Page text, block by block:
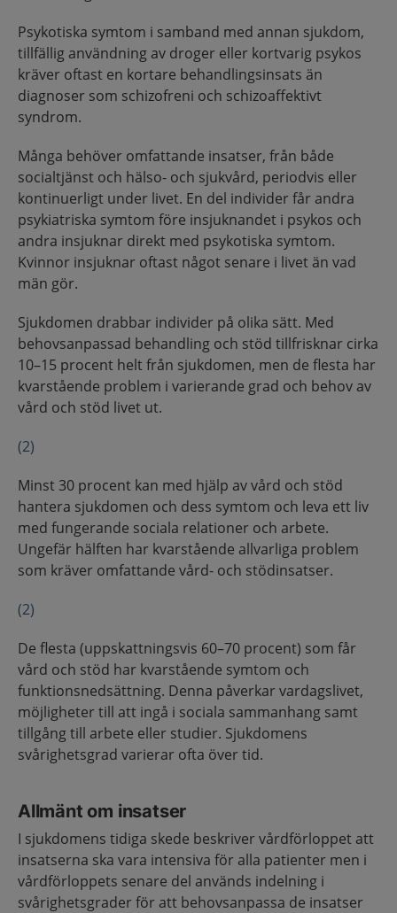
Psykotiska symtom i samband med annan sjukdom,
tillfällig användning av droger eller kortvarig psykos
kräver oftast en kortare behandlingsinsats än
diagnoser som schizofreni och schizoaffektivt
syndrom.
Många behöver omfattande insatser, från både
socialtjänst och hälso- och sjukvård, periodvis eller
kontinuerligt under livet. En del individer får andra
psykiatriska symtom före insjuknandet i psykos och
andra insjuknar direkt med psykotiska symtom.
Kvinnor insjuknar oftast något senare i livet än vad
män gör.
Sjukdomen drabbar individer på olika sätt. Med
behovsanpassad behandling och stöd tillfrisknar cirka
10–15 procent helt från sjukdomen, men de flesta har
kvarstående problem i varierande grad och behov av
vård och stöd livet ut.
(2)
Minst 30 procent kan med hjälp av vård och stöd
hantera sjukdomen och dess symtom och leva ett liv
med fungerande sociala relationer och arbete.
Ungefär hälften har kvarstående allvarliga problem
som kräver omfattande vård- och stödinsatser.
(2)
De flesta (uppskattningsvis 60–70 procent) som får
vård och stöd har kvarstående symtom och
funktionsnedsättning. Denna påverkar vardagslivet,
möjligheter till att ingå i sociala sammanhang samt
tillgång till arbete eller studier. Sjukdomens
svårighetsgrad varierar ofta över tid.
Allmänt om insatser
I sjukdomens tidiga skede beskriver vårdförloppet att
insatserna ska vara intensiva för alla patienter men i
vårdförloppets senare del används indelning i
svårighetsgrader för att behovsanpassa de insatser